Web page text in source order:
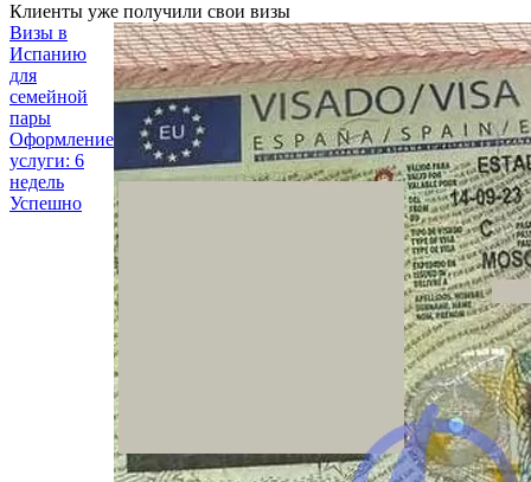
Клиенты уже получили свои визы
Визы в
Испанию
для
семейной
пары
Оформление
услуги: 6
недель
Успешно